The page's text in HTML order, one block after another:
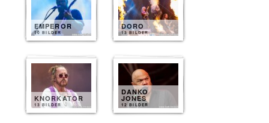
EMPEROR
10 BILDER
DORO
13 BILDER
KNORKATOR
13 BILDER
DANKO
JONES
12 BILDER